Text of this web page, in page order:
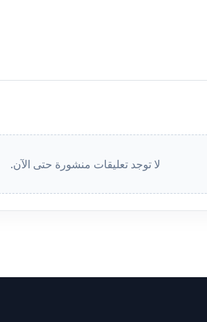
لا توجد تعليقات منشورة حتى الآن.